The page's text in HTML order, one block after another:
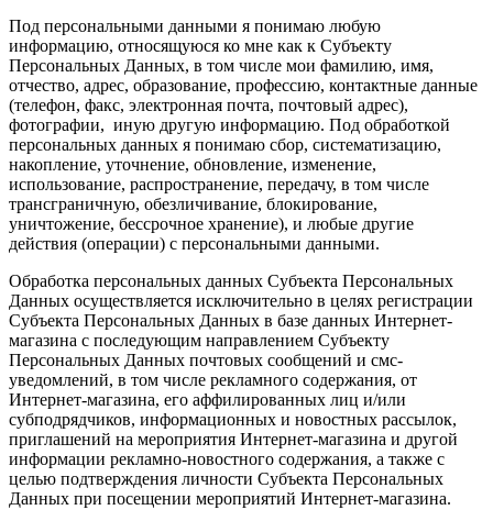
Под персональными данными я понимаю любую
информацию, относящуюся ко мне как к Субъекту
Персональных Данных, в том числе мои фамилию, имя,
отчество, адрес, образование, профессию, контактные данные
(телефон, факс, электронная почта, почтовый адрес),
фотографии, иную другую информацию. Под обработкой
персональных данных я понимаю сбор, систематизацию,
накопление, уточнение, обновление, изменение,
использование, распространение, передачу, в том числе
трансграничную, обезличивание, блокирование,
уничтожение, бессрочное хранение), и любые другие
действия (операции) с персональными данными.
Обработка персональных данных Субъекта Персональных
Данных осуществляется исключительно в целях регистрации
Субъекта Персональных Данных в базе данных Интернет-
магазина с последующим направлением Субъекту
Персональных Данных почтовых сообщений и смс-
уведомлений, в том числе рекламного содержания, от
Интернет-магазина, его аффилированных лиц и/или
субподрядчиков, информационных и новостных рассылок,
приглашений на мероприятия Интернет-магазина и другой
информации рекламно-новостного содержания, а также с
целью подтверждения личности Субъекта Персональных
Данных при посещении мероприятий Интернет-магазина.